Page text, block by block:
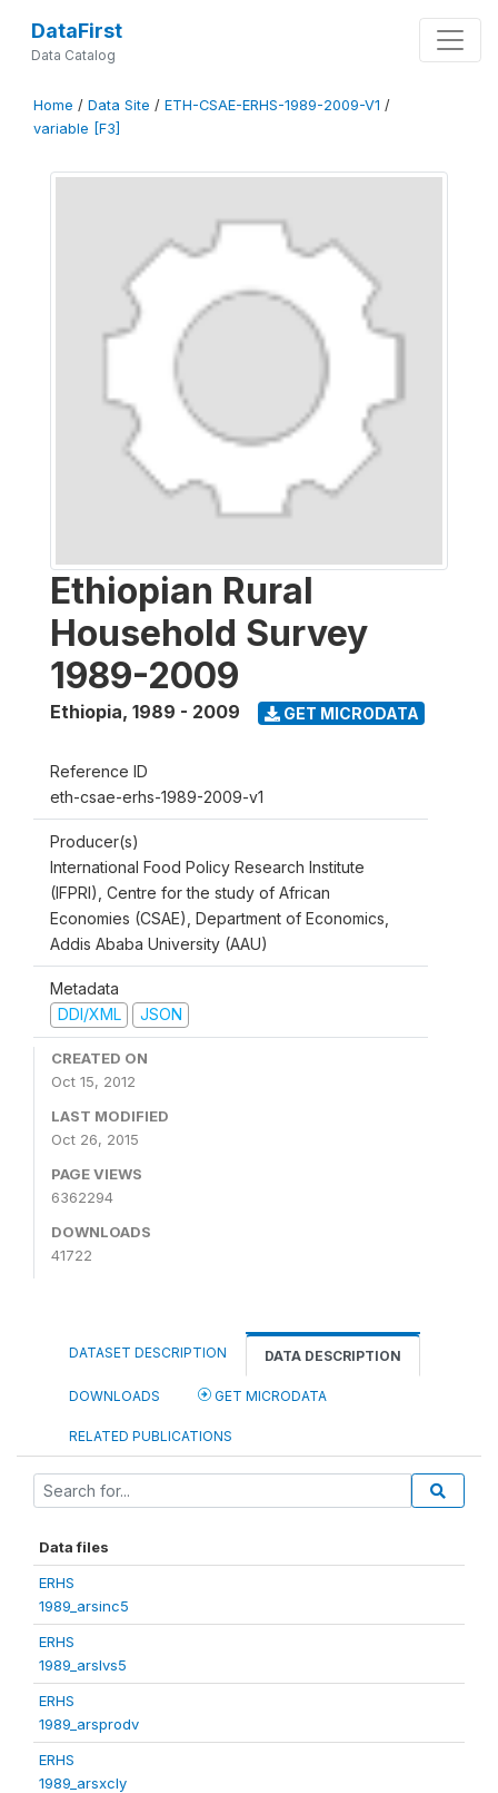
DataFirst
Data Catalog
Home / Data Site / ETH-CSAE-ERHS-1989-2009-V1 /
variable [F3]
Ethiopian Rural
Household Survey
1989-2009
Ethiopia, 1989 - 2009 GET MICRODATA
Reference ID
eth-csae-erhs-1989-2009-v1
Producer(s)
International Food Policy Research Institute
(IFPRI), Centre for the study of African
Economies (CSAE), Department of Economics,
Addis Ababa University (AAU)
Metadata
DDI/XML
JSON
CREATED ON
Oct 15, 2012
LAST MODIFIED
Oct 26, 2015
PAGE VIEWS
6362294
DOWNLOADS
41722
DATASET DESCRIPTION DATA DESCRIPTION
DOWNLOADS GET MICRODATA
RELATED PUBLICATIONS
Data files
ERHS
1989_arsinc5
ERHS
1989_arslvs5
ERHS
1989_arsprodv
ERHS
1989_arsxcly